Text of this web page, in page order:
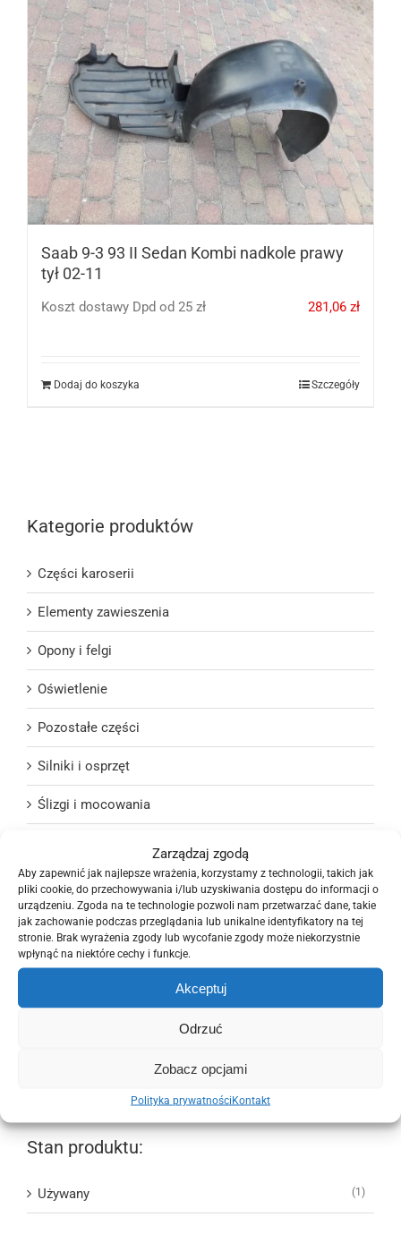
Zarządzaj zgodą
Aby zapewnić jak najlepsze wrażenia, korzystamy z technologii, takich jak
pliki cookie, do przechowywania i/lub uzyskiwania dostępu do informacji o
urządzeniu. Zgoda na te technologie pozwoli nam przetwarzać dane, takie
jak zachowanie podczas przeglądania lub unikalne identyfikatory na tej
stronie. Brak wyrażenia zgody lub wycofanie zgody może niekorzystnie
wpłynąć na niektóre cechy i funkcje.
Akceptuj
Odrzuć
Zobacz opcjami
Polityka prywatnościKontakt
Saab 9-3 93 II Sedan Kombi nadkole prawy
tył 02-11
Koszt dostawy Dpd od 25 zł 281,06 zł
Dodaj do koszyka Szczegóły
Kategorie produktów
Części karoserii
Elementy zawieszenia
Opony i felgi
Oświetlenie
Pozostałe części
Silniki i osprzęt
Ślizgi i mocowania
Układ elektryczny
Układ kierowniczy
Układ napędowy
Wyposażenie wnętrza
Stan produktu:
Używany (1)